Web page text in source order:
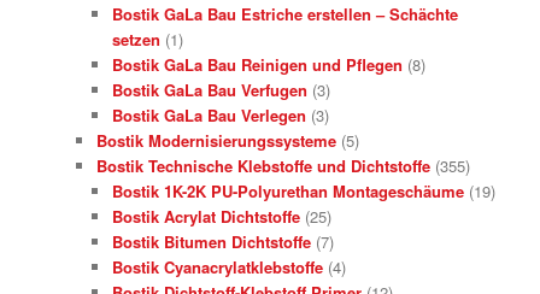
Bostik GaLa Bau Estriche erstellen – Schächte
setzen (1)
Bostik GaLa Bau Reinigen und Pflegen (8)
Bostik GaLa Bau Verfugen (3)
Bostik GaLa Bau Verlegen (3)
Bostik Modernisierungssysteme (5)
Bostik Technische Klebstoffe und Dichtstoffe (355)
Bostik 1K-2K PU-Polyurethan Montageschäume (19)
Bostik Acrylat Dichtstoffe (25)
Bostik Bitumen Dichtstoffe (7)
Bostik Cyanacrylatklebstoffe (4)